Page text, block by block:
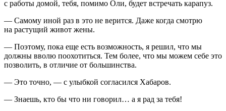
с работы домой, тебя, помимо Оли, будет встречать карапуз.
— Самому иной раз в это не верится. Даже когда смотрю
на растущий живот жены.
— Поэтому, пока еще есть возможность, я решил, что мы
должны вволю поохотиться. Тем более, что мы можем себе это
позволить, в отличие от большинства.
— Это точно, — с улыбкой согласился Хабаров.
— Знаешь, кто бы что ни говорил… а я рад за тебя!